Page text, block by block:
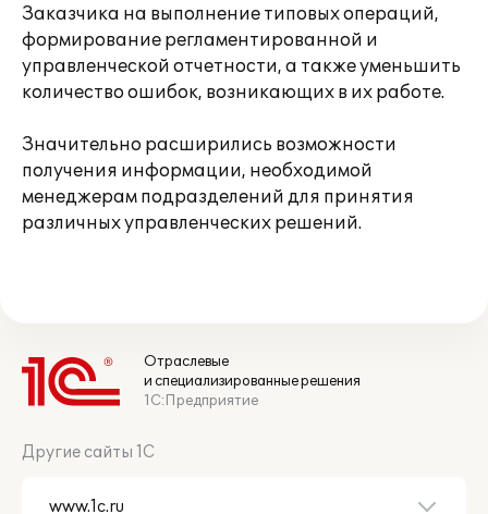
Заказчика на выполнение типовых операций,
формирование регламентированной и
управленческой отчетности, а также уменьшить
количество ошибок, возникающих в их работе.
Значительно расширились возможности
получения информации, необходимой
менеджерам подразделений для принятия
различных управленческих решений.
Отраслевые
и специализированные решения
1С:Предприятие
Другие сайты 1С